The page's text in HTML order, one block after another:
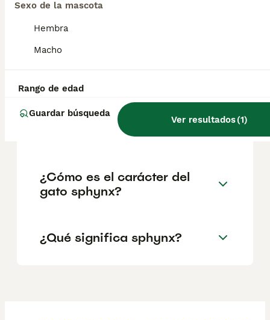
Sexo de la mascota
Hembra
Macho
Rango de edad
Guardar búsqueda
Ver resultados(1)
geográfica. Es fundamental acudir a
criadores responsables que garanticen la
Informarse bien y comparar opciones antes
¿Cuánto cuesta un gato
¿Cómo es el carácter del
gato sphynx?
¿Qué significa sphynx?